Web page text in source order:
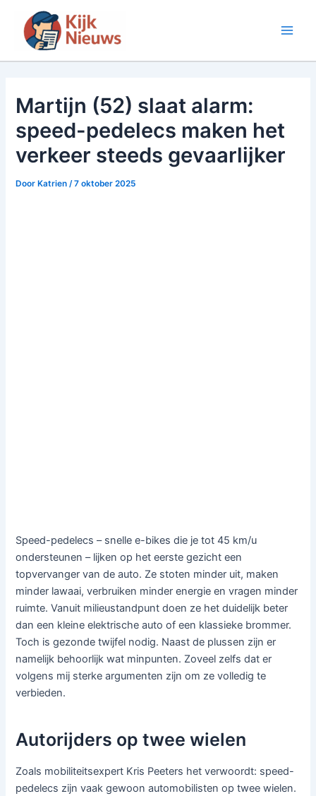
inhoud
Martijn (52) slaat alarm:
speed-pedelecs maken het
verkeer steeds gevaarlijker
Door Katrien/7 oktober 2025
Speed-pedelecs – snelle e-bikes die je tot 45 km/u
ondersteunen – lijken op het eerste gezicht een
topvervanger van de auto. Ze stoten minder uit, maken
minder lawaai, verbruiken minder energie en vragen minder
ruimte. Vanuit milieustandpunt doen ze het duidelijk beter
dan een kleine elektrische auto of een klassieke brommer.
Toch is gezonde twijfel nodig. Naast de plussen zijn er
namelijk behoorlijk wat minpunten. Zoveel zelfs dat er
volgens mij sterke argumenten zijn om ze volledig te
verbieden.
Autorijders op twee wielen
Zoals mobiliteitsexpert Kris Peeters het verwoordt: speed-
pedelecs zijn vaak gewoon automobilisten op twee wielen.